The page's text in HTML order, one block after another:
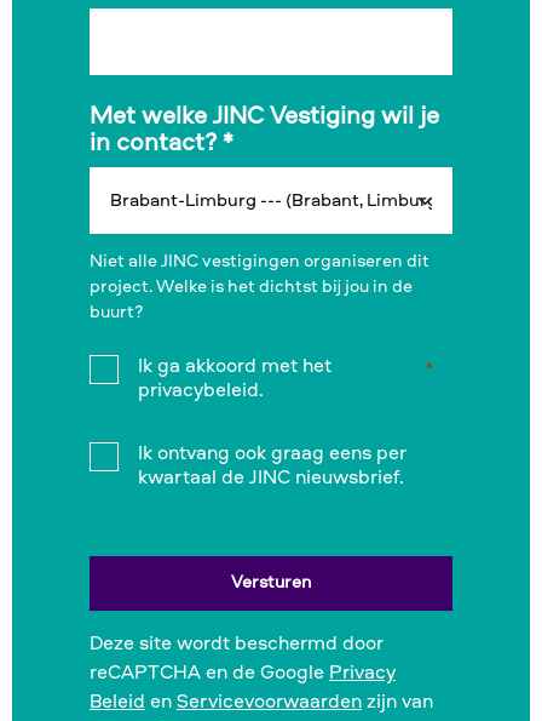
Met welke JINC Vestiging wil je
in contact? *
Niet alle JINC vestigingen organiseren dit
project. Welke is het dichtst bij jou in de
buurt?
Instemming
Ik ga akkoord met het
privacybeleid.
*
Instemming
Ik ontvang ook graag eens per
kwartaal de JINC nieuwsbrief.
Deze site wordt beschermd door
reCAPTCHA en de Google Privacy
Beleid en Servicevoorwaarden zijn van